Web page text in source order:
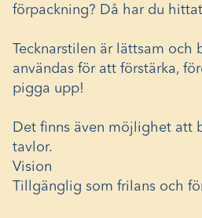
förpackning? Då har du
Tecknarstilen är lättsam och
användas för att förstärka,
pigga upp!
Det finns även möjlighet att
tavlor.
Vision
Tillgänglig som frilans och